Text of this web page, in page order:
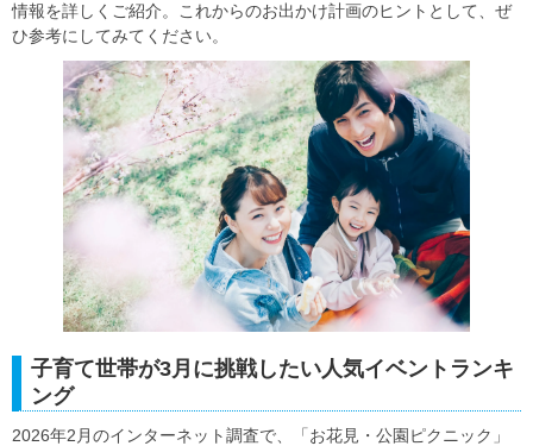
情報を詳しくご紹介。これからのお出かけ計画のヒントとして、ぜ
ひ参考にしてみてください。
子育て世帯が3月に挑戦したい人気イベントランキ
ング
2026年2月のインターネット調査で、「お花見・公園ピクニック」